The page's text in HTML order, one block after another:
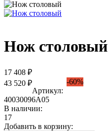
Нож столовый
17 408 ₽
43 520 ₽
-60%
Артикул:
40030096А05
В наличии:
17
Добавить в корзину: